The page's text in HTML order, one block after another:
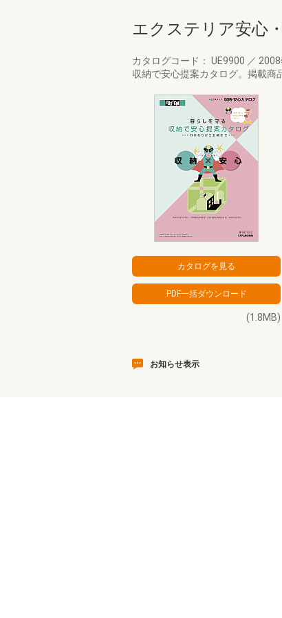
エクステリア安心
カタログコード： UE9900 ／ 2008
収納で安心提案カタログ。掲載商
(1.8MB)
お知らせ表示